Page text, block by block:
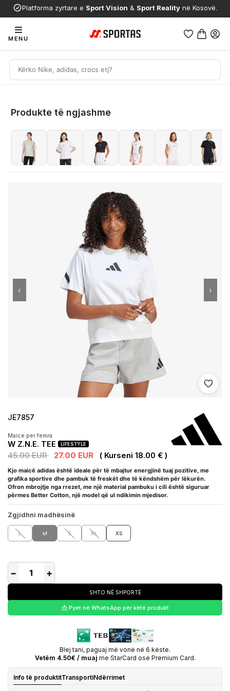
Platforma zyrtare e Sport Vision & Sport Reality në Kosovë.
MENU
Produkte të ngjashme
Shto
‹ ›
JE7857
Maice per femra
W Z.N.E. TEE LIFESTYLE
45.00 EUR 27.00 EUR ( Kurseni 18.00 € )
Kjo maicë adidas është ideale për të mbajtur energjinë tuaj pozitive, me
grafika sportive dhe pambuk të freskët dhe të këndshëm për lëkurën.
Ofron mbrojtje nga rrezet, me një material pambuku i cili është siguruar
përmes Better Cotton, një model që ul ndikimin mjedisor.
Zgjidhni madhësinë
L M S XL XS
− +
SHTO NË SHPORTË
📩 Pyet në WhatsApp për këtë produkt
Blej tani, paguaj më vonë në 6 këste.
Vetëm 4.50€ / muaj me StarCard ose Premium Card.
Info të produktitTransportiNdërrimet